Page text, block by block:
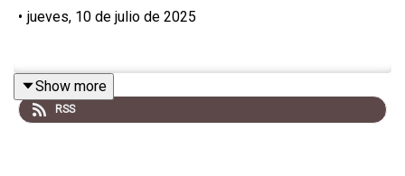
• jueves, 10 de julio de 2025
Show more
RSS